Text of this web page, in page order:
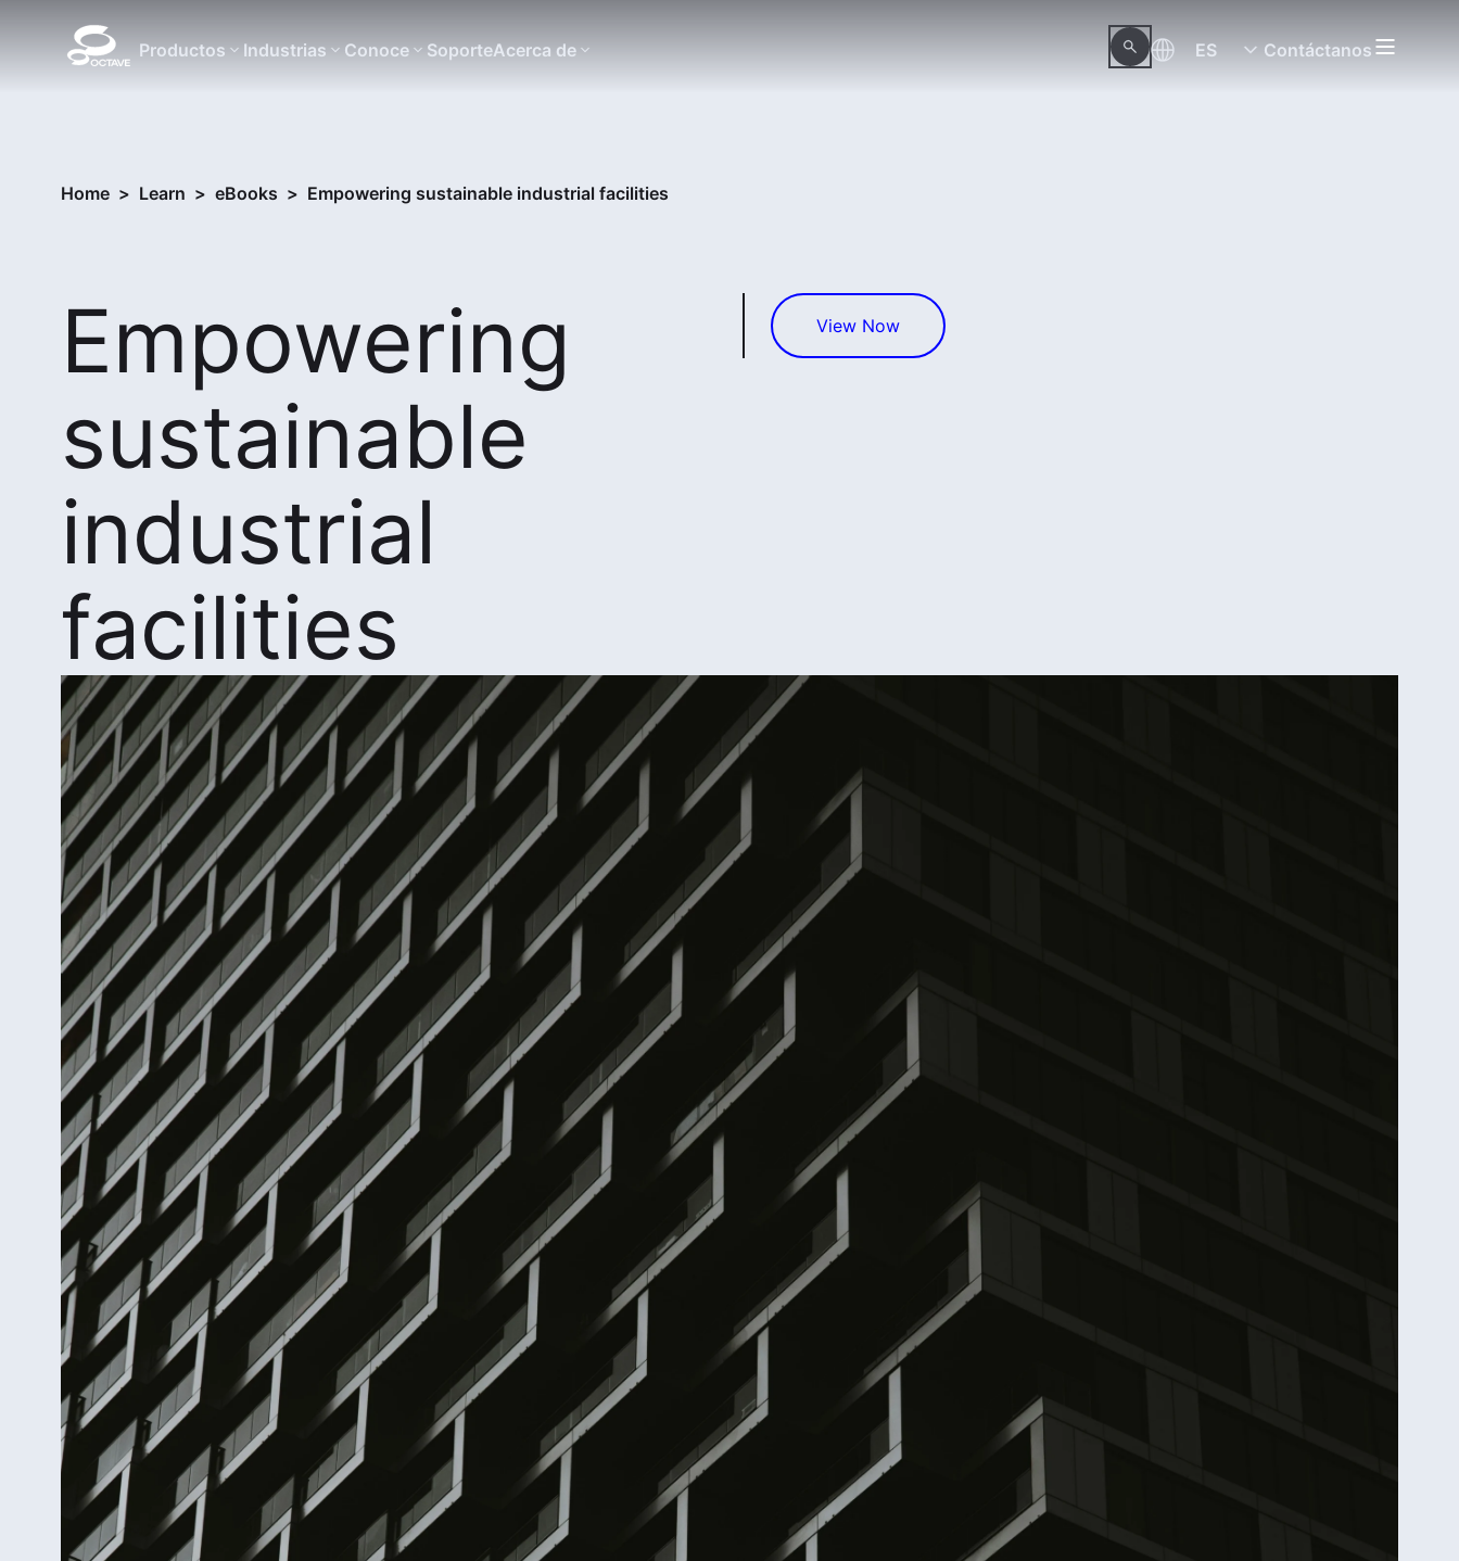
Productos Industrias Conoce SoporteAcerca de ES Contáctanos
Home > Learn > eBooks > Empowering sustainable industrial facilities
Empowering
sustainable
industrial
facilities
View Now